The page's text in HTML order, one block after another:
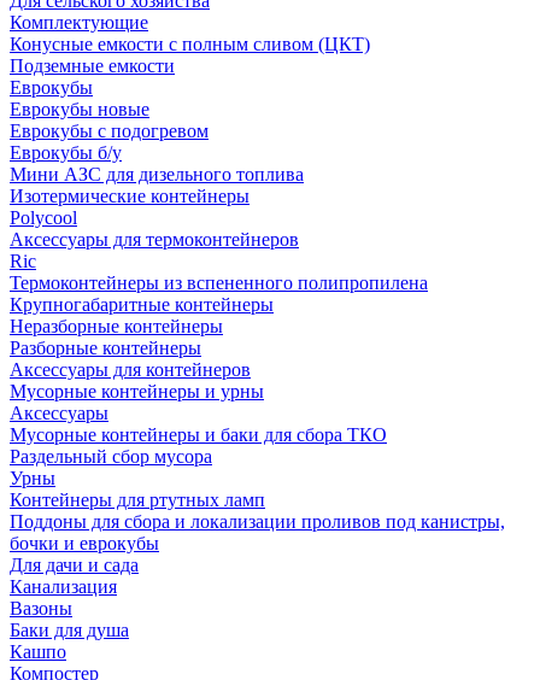
Комплектующие
Конусные емкости с полным сливом (ЦКТ)
Подземные емкости
Еврокубы
Еврокубы новые
Еврокубы с подогревом
Еврокубы б/у
Мини АЗС для дизельного топлива
Изотермические контейнеры
Polycool
Аксессуары для термоконтейнеров
Ric
Термоконтейнеры из вспененного полипропилена
Крупногабаритные контейнеры
Неразборные контейнеры
Разборные контейнеры
Аксессуары для контейнеров
Мусорные контейнеры и урны
Аксессуары
Мусорные контейнеры и баки для сбора ТКО
Раздельный сбор мусора
Урны
Контейнеры для ртутных ламп
Поддоны для сбора и локализации проливов под канистры,
бочки и еврокубы
Для дачи и сада
Канализация
Вазоны
Баки для душа
Кашпо
Компостер